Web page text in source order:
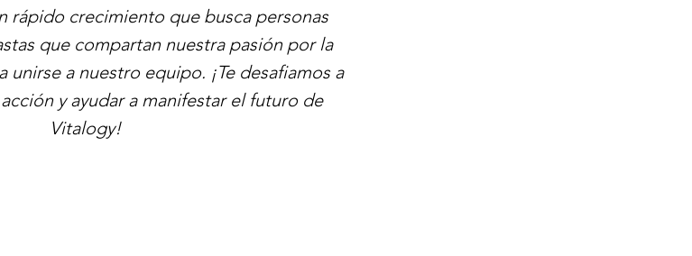
rápido crecimiento que busca personas
que compartan nuestra pasión por la
unirse a nuestro equipo. ¡Te desafiamos a
y ayudar a manifestar el futuro de
Vitalogy!